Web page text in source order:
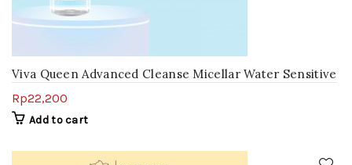
Viva Queen Advanced Cleanse Micellar Water Sensitive
Care
Rp22,200
Add to cart